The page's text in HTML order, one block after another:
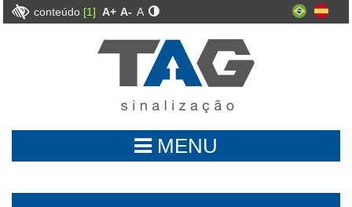
conteúdo [1] A+ A- A
MENU